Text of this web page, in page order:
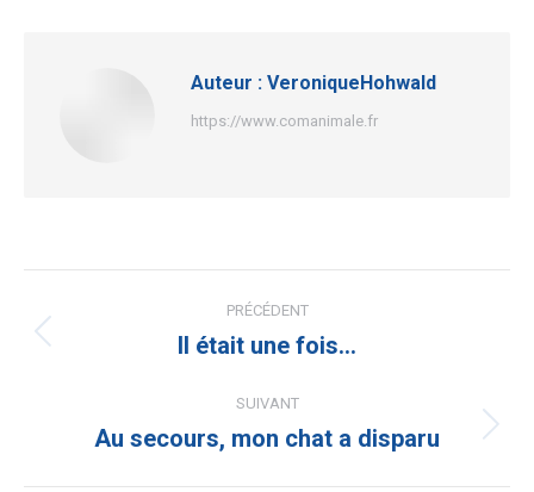
Auteur : VeroniqueHohwald
https://www.comanimale.fr
article
PRÉCÉDENT
Article
:
Il était une fois…
SUIVANT
Article
Au secours, mon chat a disparu